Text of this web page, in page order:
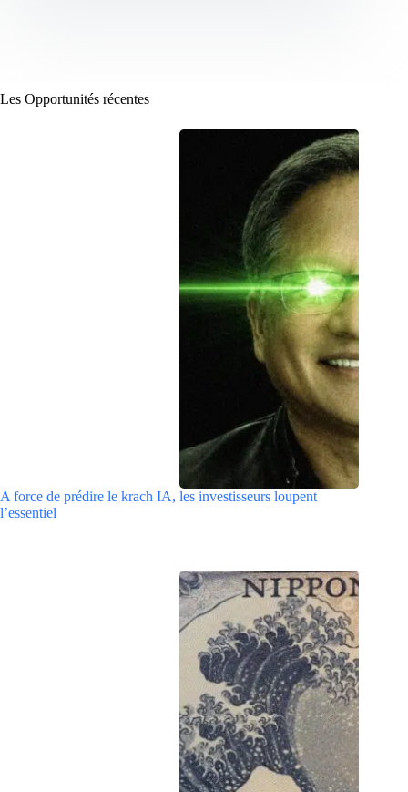
Les Opportunités récentes
A force de prédire le krach IA, les investisseurs loupent
l’essentiel